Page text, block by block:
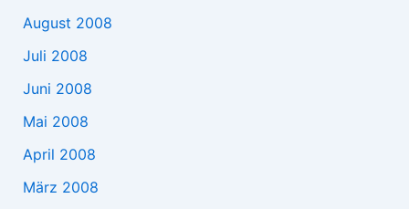
August 2008
Juli 2008
Juni 2008
Mai 2008
April 2008
März 2008